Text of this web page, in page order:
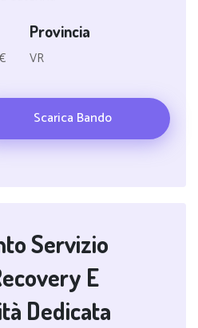
Provincia
VR
Scarica Bando
Servizio
E
Dedicata